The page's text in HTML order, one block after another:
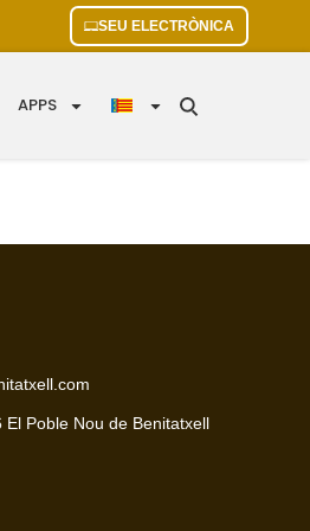
SEU ELECTRÒNICA
APPS
Poble Nou de Benitatxell